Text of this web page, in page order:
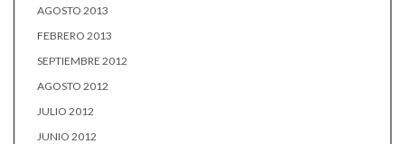
AGOSTO 2013
FEBRERO 2013
SEPTIEMBRE 2012
AGOSTO 2012
JULIO 2012
JUNIO 2012